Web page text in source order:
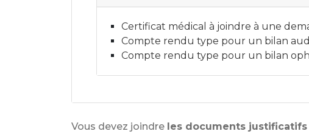
Certificat médical à joindre à une
Compte rendu type pour un bilan
Compte rendu type pour un bilan
Vous devez joindre les documents justificatifs